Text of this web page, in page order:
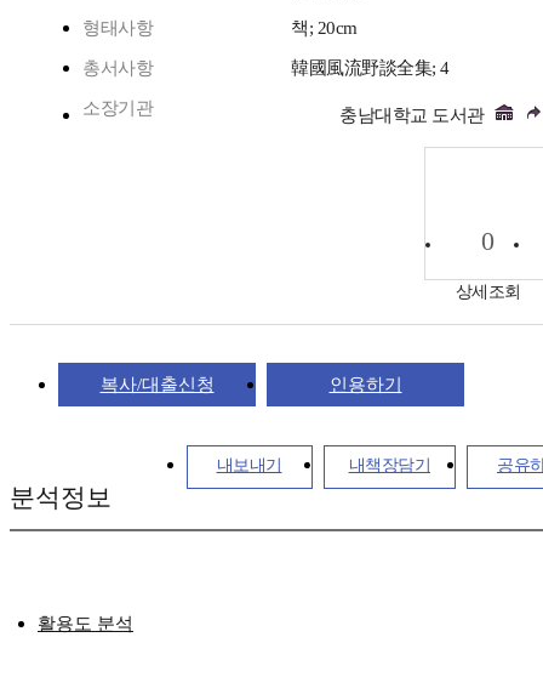
형태사항 책; 20cm
총서사항 韓國風流野談全集; 4
소장기관 충남대학교 도서관
0
상세조회
복사/대출신청 인용하기
내보내기 내책장담기 공유
분석정보
활용도 분석